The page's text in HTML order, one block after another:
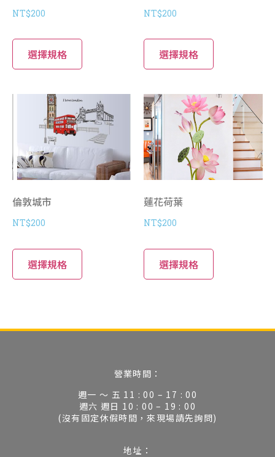
NT$200
選擇規格
NT$200
選擇規格
倫敦城市
NT$200
選擇規格
蓮花荷葉
NT$200
選擇規格
營業時間：
週一 ～ 五 11 : 00 – 17 : 00
週六 週日 10 : 00 – 19 : 00
(沒有固定休假時間，來現場請先詢問)
地址：